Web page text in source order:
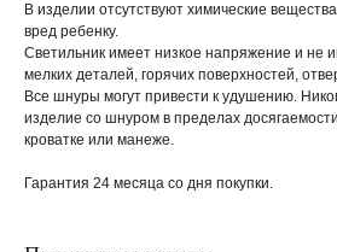
В изделии отсутствуют химические
вред ребенку.
Светильник имеет низкое напряжение и не
мелких деталей, горячих поверхностей,
Все шнуры могут привести к удушению.
изделие со шнуром в пределах
кроватке или манеже.
Гарантия 24 месяца со дня покупки.
Сайт запустила Молния